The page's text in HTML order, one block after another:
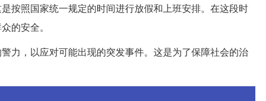
按照国家统一规定的时间进行放假和上班安排。在这段时
的安全。
力，以应对可能出现的突发事件。这是为了保障社会的治